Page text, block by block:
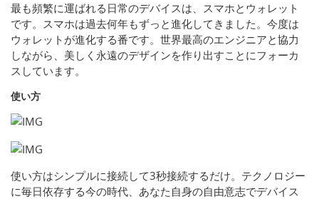
最も頻繁に運ばれる日常のデバイスは、スマホとウォレット
です。スマホは過去何年もずっと進化してきました。今度は
ウォレットが進化する番です。世界最高のエンジニアと協力
しながら、美しく永遠のデザインを作り出すことにフォーカ
スしています。
使い方
使い方はシンプルに接続して3秒接続するだけ。テクノロジー
に毎日依存する今の時代、あなた自身の自由意志でデバイス